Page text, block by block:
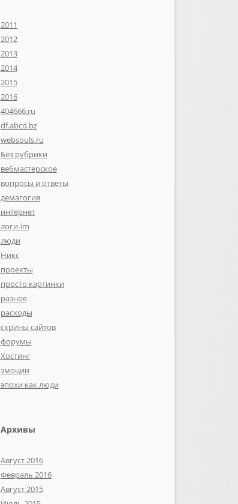
2011
2012
2013
2014
2015
2016
404666.ru
df.abcd.bz
websouls.ru
Без рубрики
вебмастерское
вопросы и ответы
демагогия
интернет
логи-im
люди
Никс
проекты
просто картинки
разное
расходы
скрины сайтов
форумы
Хостинг
эмоции
эпохи как люди
Архивы
Август 2016
Февраль 2016
Август 2015